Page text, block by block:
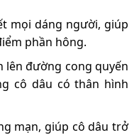
mọi dáng người, giúp
phần hông.
lên đường cong quyến
cô dâu có thân hình
mạn, giúp cô dâu trở